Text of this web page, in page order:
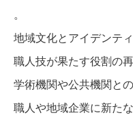
。
地域文化とアイデンテ
職人技が果たす役割の再
学術機関や公共機関と
職人や地域企業に新た